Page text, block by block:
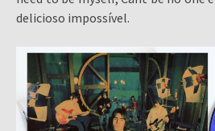
delicioso impossível.